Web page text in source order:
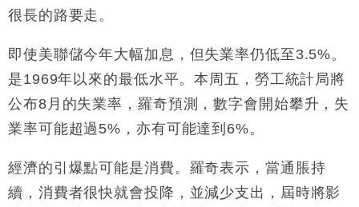
13:44
財經｜內地7月美元計價出口增近24%勝預期 貿易順
12:44
財經｜日本春季三度入市撐日圓 4月單日斥6.28萬億
日圓干預創新高
11:12
國際｜特朗普料美伊戰事快結束 承認部分彈藥庫存緊
張
15:59
財經｜SA售股自救後再出手 斥4億美元押注未上市公
很長的路要走。
即使美聯儲今年大幅加息，但失業率仍低至3.5%。
是1969年以來的最低水平。本周五，勞工統計局將
公布8月的失業率，羅奇預測，數字會開始攀升，失
業率可能超過5%，亦有可能達到6%。
經濟的引爆點可能是消費。羅奇表示，當通脹持
續，消費者很快就會投降，並減少支出，屆時將影